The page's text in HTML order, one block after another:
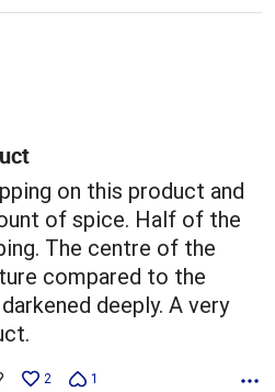
on this product and
of spice. Half of the
The centre of the
compared to the
deeply. A very
2 1